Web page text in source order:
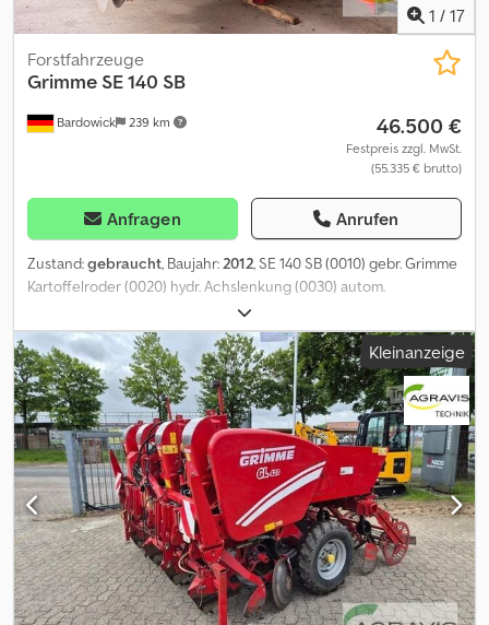
1 / 17
Bardowick 239 km
Forstfahrzeuge
Grimme SE 140 SB
46.500 €
Festpreis zzgl. MwSt.
(55.335 € brutto)
Anfragen Anrufen
Zustand:gebraucht, Baujahr:2012, SE 140 SB (0010) gebr. Grimme
Kartoffelroder (0020) hydr. Achslenkung (0030) autom.
Dammmittenfindung (0040) autom. Achsmittenfindung (0050)
2.Sechscheibe rechts (0060) V2A Bleche im Schwingrahmen
(0070) Beimengenbahn separat regelbar (0080) Eigenhydraulik 1
u. 2 (0090) Steinkasten lang (0100) Einwurfrutsche links und
rechts (0110) Verlesetisch breit Dsdpfxozq Tgis Abiekr (0120)
Befülloptimierung/Tuch (0130) Siebkanalbreite 850 mm (0140)
Aufnahme 620 mm (0150) Zugkugelkupplung (0160) Bereifung
440/70-20 u. 500/60-22.5 (0170) 1. Siebband 40 mm (0180)
Kistenfülltuch (0190) hydr. klappbar (0200) 2. Siebband 35 mm ha
Kleinanzeige